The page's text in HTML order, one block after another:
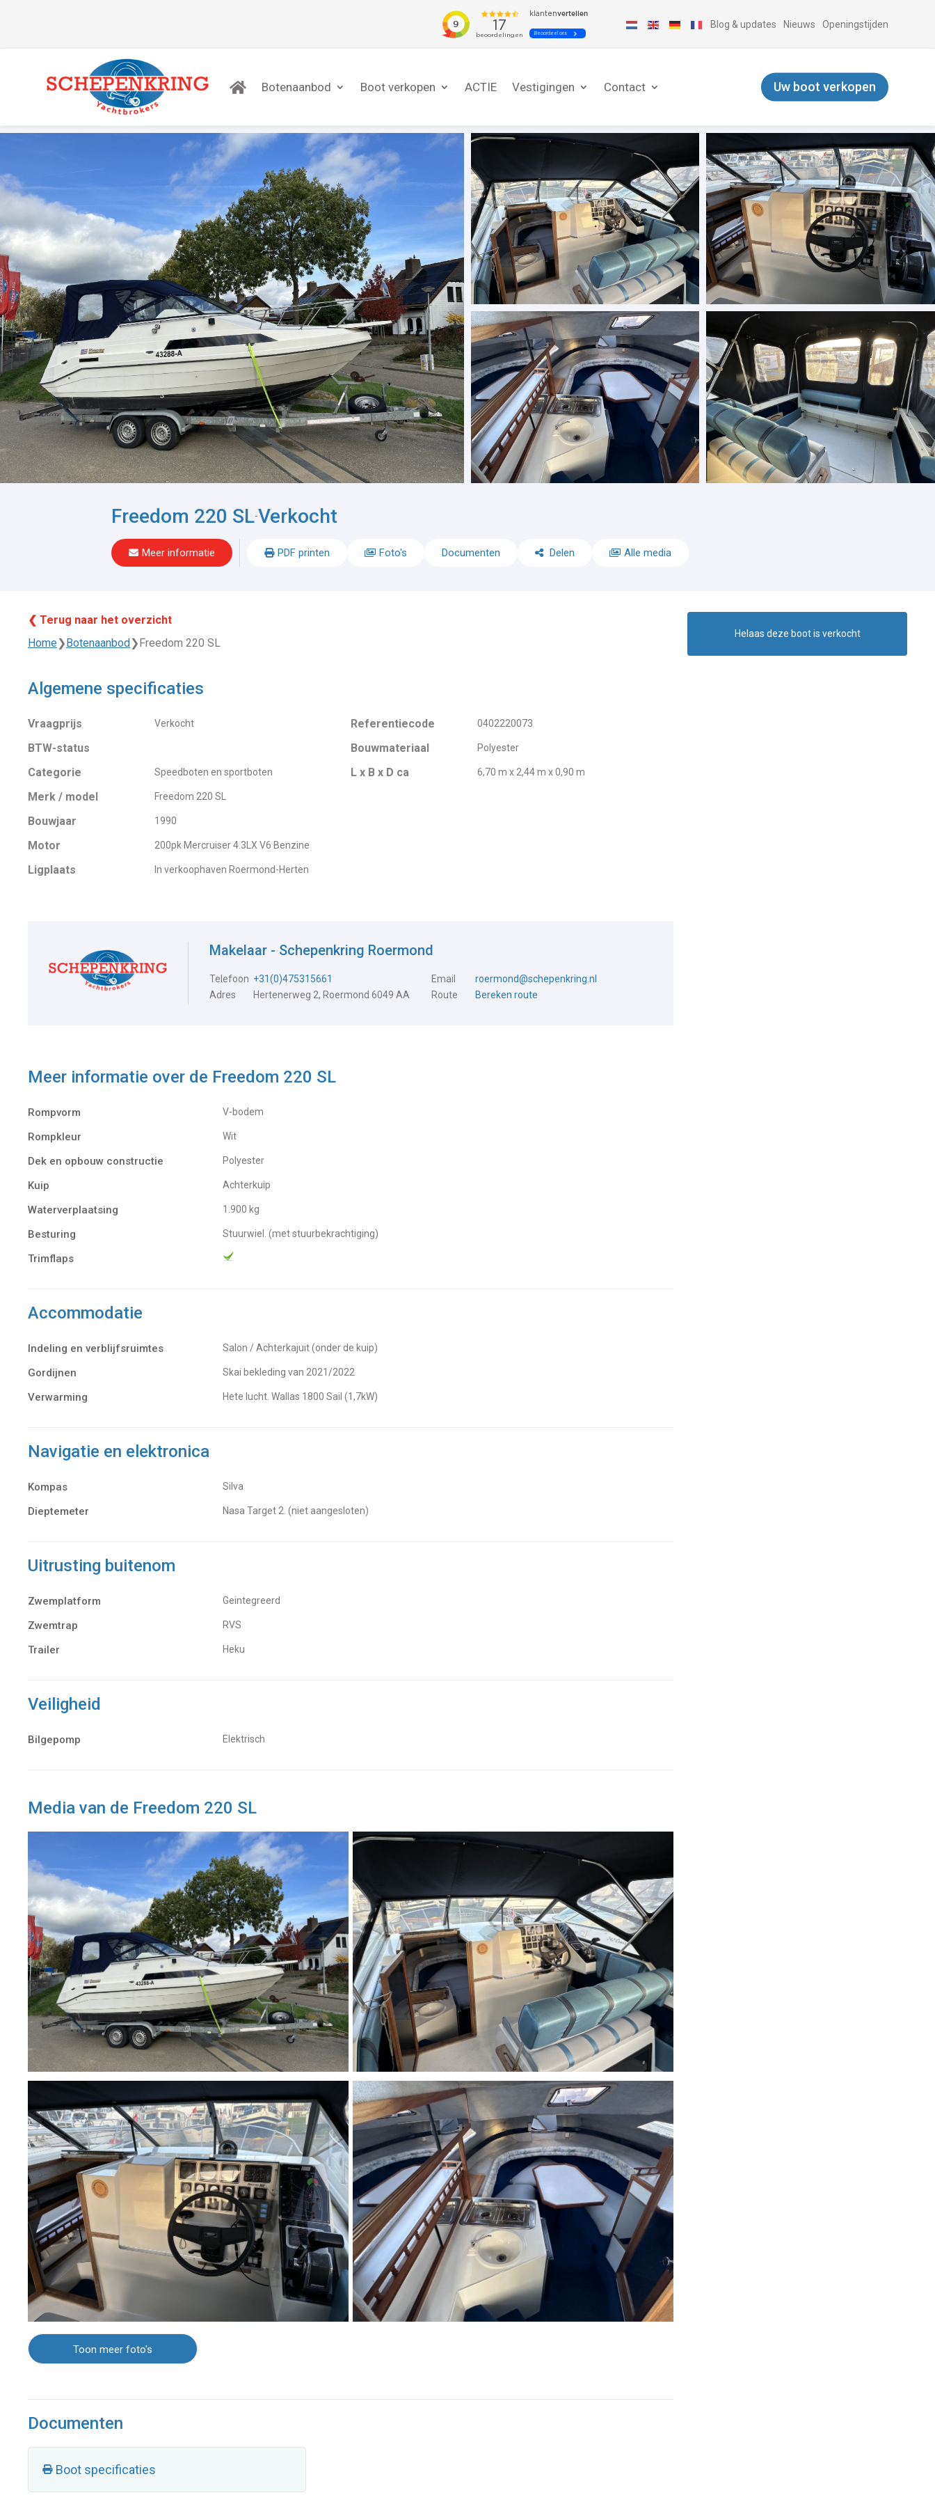
Blog & updates Nieuws Openingstijden
Botenaanbod Boot verkopen ACTIE Vestigingen Contact Uw boot verkopen
Freedom 220 SL-Verkocht
Meer informatie PDF printen Foto's Documenten Delen Alle media
❮ Terug naar het overzicht
Home❯Botenaanbod❯Freedom 220 SL
Algemene specificaties
Vraagprijs Verkocht
BTW-status
Categorie
Speedboten en sportboten
Merk / model Freedom 220 SL
Bouwjaar 1990
Motor 200pk Mercruiser 4.3LX V6 Benzine
Ligplaats In verkoophaven Roermond-Herten
Referentiecode 0402220073
Bouwmateriaal Polyester
L x B x D ca 6,70 m x 2,44 m x 0,90 m
Makelaar - Schepenkring Roermond
Telefoon +31(0)475315661 Email
roermond@schepenkring.nl
Adres
Hertenerweg 2, Roermond 6049 AA Route Bereken route
Meer informatie over de Freedom 220 SL
Rompvorm V-bodem
Rompkleur Wit
Dek en opbouw constructie Polyester
Kuip Achterkuip
Waterverplaatsing 1.900 kg
Besturing Stuurwiel. (met stuurbekrachtiging)
Trimflaps
Accommodatie
Indeling en verblijfsruimtes Salon / Achterkajuit (onder de kuip)
Gordijnen Skai bekleding van 2021/2022
Verwarming hete lucht. Wallas 1800 Sail (1,7kW)
Navigatie en elektronica
Kompas Silva
Dieptemeter Nasa Target 2. (niet aangesloten)
Uitrusting buitenom
Zwemplatform Geintegreerd
Zwemtrap RVS
Trailer Heku
Veiligheid
Bilgepomp Elektrisch
Media van de Freedom 220 SL
Toon meer foto's
Documenten
Boot specificaties
Helaas deze boot is verkocht